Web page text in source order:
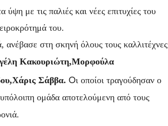
με τις παλιές και νέες επιτυχίες του
του.
στη σκηνή όλους τους καλλιτέχνες
Κακουριώτη,Μορφούλα
Χάρις Σάββα. Oι οποίοι τραγούδησαν ο
ομάδα αποτελούμενη από τους